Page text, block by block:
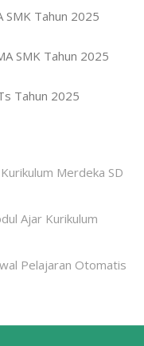
SMK Tahun 2025
SMK Tahun 2025
Tahun 2025
Merdeka SD
Ajar Kurikulum
Pelajaran Otomatis